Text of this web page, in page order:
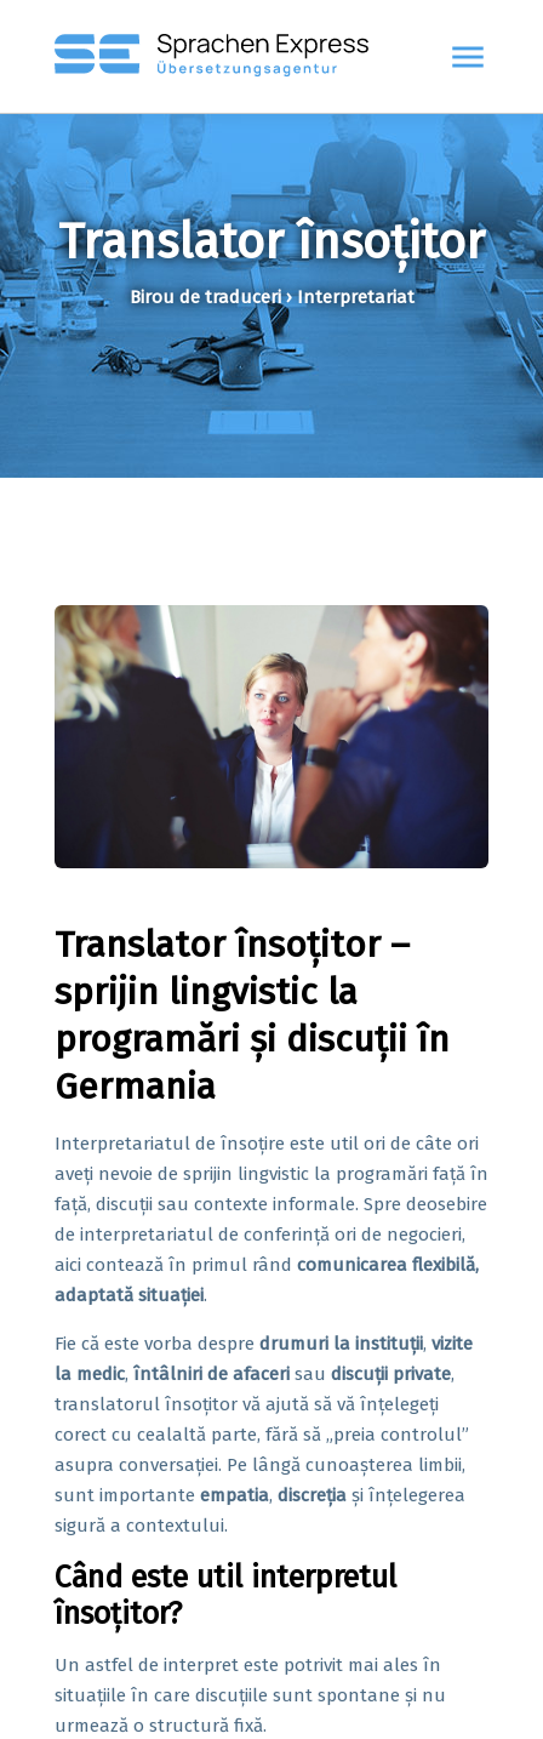
menu
Translator însoțitor
Birou de traduceri › Interpretariat
Translator însoțitor –
sprijin lingvistic la
programări și discuții în
Germania
Interpretariatul de însoțire este util ori de câte ori
aveți nevoie de sprijin lingvistic la programări față în
față, discuții sau contexte informale. Spre deosebire
de interpretariatul de conferință ori de negocieri,
aici contează în primul rând comunicarea flexibilă,
adaptată situației.
Fie că este vorba despre drumuri la instituții, vizite
la medic, întâlniri de afaceri sau discuții private,
translatorul însoțitor vă ajută să vă înțelegeți
corect cu cealaltă parte, fără să „preia controlul”
asupra conversației. Pe lângă cunoașterea limbii,
sunt importante empatia, discreția și înțelegerea
sigură a contextului.
Când este util interpretul
însoțitor?
Un astfel de interpret este potrivit mai ales în
situațiile în care discuțiile sunt spontane și nu
urmează o structură fixă.